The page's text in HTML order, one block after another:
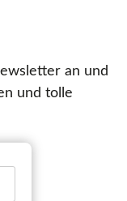
an und
und tolle